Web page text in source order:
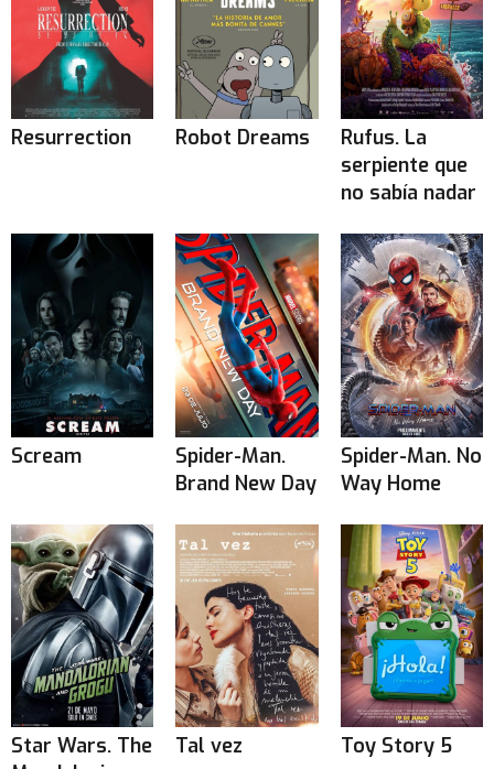
Resurrection Robot Dreams
Rufus. La
serpiente que
no sabía nadar
Scream
Spider-Man.
Brand New Day
Spider-Man. No
Way Home
Star Wars. The
Tal vez Toy Story 5